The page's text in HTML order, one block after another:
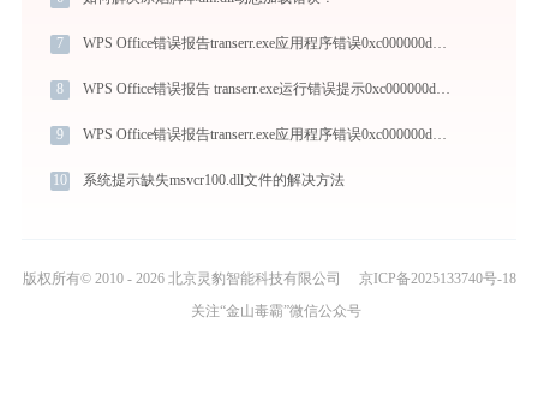
7 WPS Office错误报告transerr.exe应用程序错误0xc000000d解决方法
8 WPS Office错误报告 transerr.exe运行错误提示0xc000000d的解决办法
9 WPS Office错误报告transerr.exe应用程序错误0xc000000d解决方法
10 系统提示缺失msvcr100.dll文件的解决方法
版权所有© 2010 - 2026 北京灵豹智能科技有限公司
京ICP备2025133740号-18
关注“金山毒霸”微信公众号